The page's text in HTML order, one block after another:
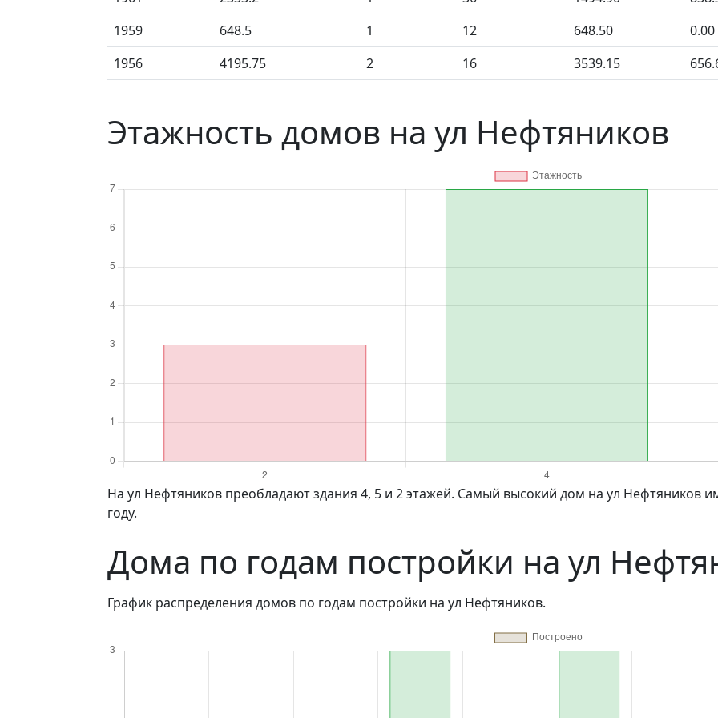
1959
648.5 1 12 648.50 0.00
1956
4195.75 2 16 3539.15
Этажность домов на ул Нефтяников
на ул Нефтяников преобладают здания 4, 5 и 2 этажей. Самый высокий дом на ул Нефтяников имеет 5 этажей, его построили в 1978
году.
Дома по годам постройки на ул
График распределения домов по годам постройки на ул Нефтяников.